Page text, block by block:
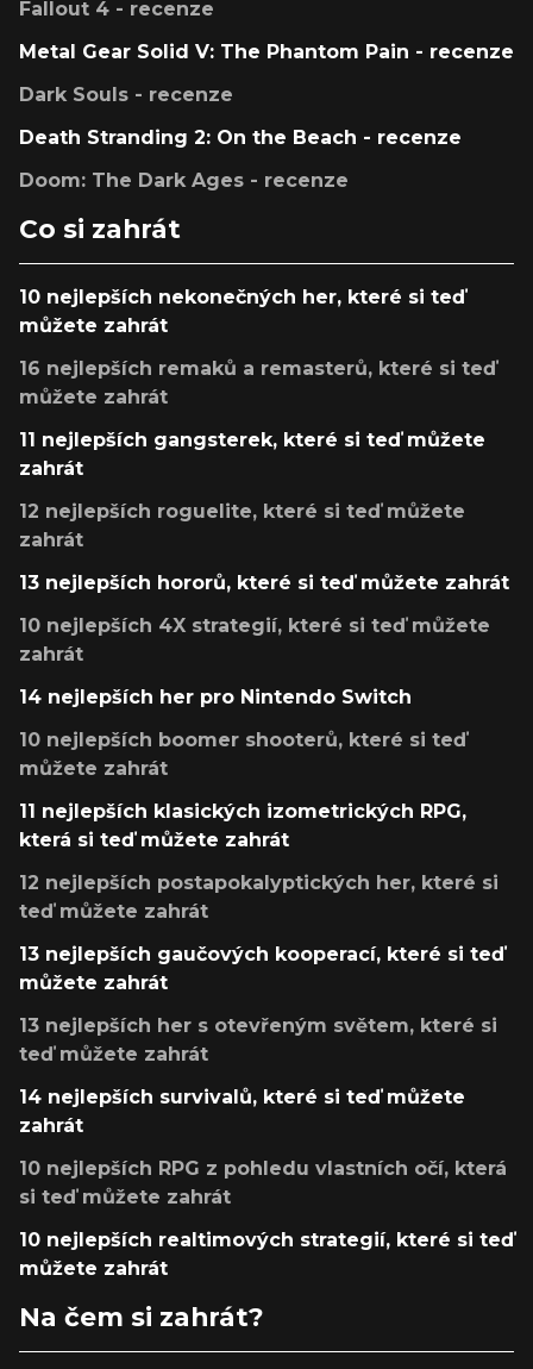
Fallout 4 - recenze
Metal Gear Solid V: The Phantom Pain - recenze
Dark Souls - recenze
Death Stranding 2: On the Beach - recenze
Doom: The Dark Ages - recenze
Co si zahrát
10 nejlepších nekonečných her, které si teď
můžete zahrát
16 nejlepších remaků a remasterů, které si teď
můžete zahrát
11 nejlepších gangsterek, které si teď můžete
zahrát
12 nejlepších roguelite, které si teď můžete
zahrát
13 nejlepších hororů, které si teď můžete zahrát
10 nejlepších 4X strategií, které si teď můžete
zahrát
14 nejlepších her pro Nintendo Switch
10 nejlepších boomer shooterů, které si teď
můžete zahrát
11 nejlepších klasických izometrických RPG,
která si teď můžete zahrát
12 nejlepších postapokalyptických her, které si
teď můžete zahrát
13 nejlepších gaučových kooperací, které si teď
můžete zahrát
13 nejlepších her s otevřeným světem, které si
teď můžete zahrát
14 nejlepších survivalů, které si teď můžete
zahrát
10 nejlepších RPG z pohledu vlastních očí, která
si teď můžete zahrát
10 nejlepších realtimových strategií, které si teď
můžete zahrát
Na čem si zahrát?